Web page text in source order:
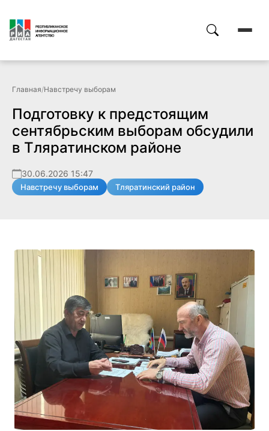
Главная/Навстречу выборам
Подготовку к предстоящим
сентябрьским выборам обсудили
в Тляратинском районе
30.06.2026 15:47
Навстречу выборам Тляратинский район